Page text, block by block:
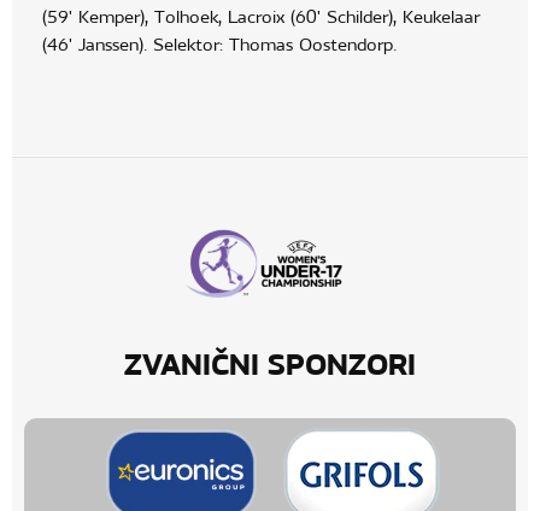
(59' Kemper), Tolhoek, Lacroix (60' Schilder), Keukelaar
(46' Janssen). Selektor: Thomas Oostendorp.
ZVANIČNI SPONZORI